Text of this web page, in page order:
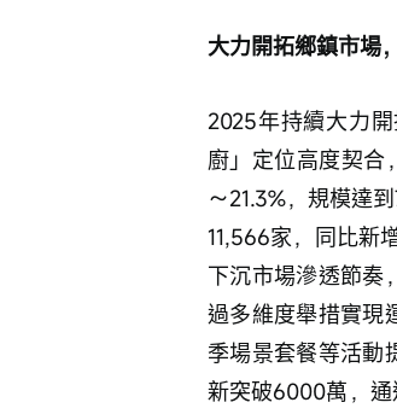
大力開拓鄉鎮市場
2025年持續大力
廚」定位高度契合
～21.3%，規模達
11,566家，同比新
下沉市場滲透節奏
過多維度舉措實現
季場景套餐等活動
新突破6000萬，